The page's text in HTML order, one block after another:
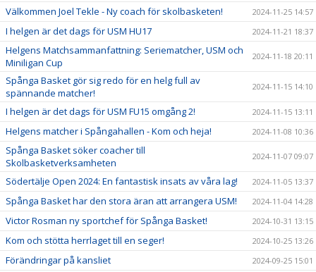
Välkommen Joel Tekle - Ny coach för skolbasketen! 2024-11-25 14:57
I helgen är det dags för USM HU17 2024-11-21 18:37
Helgens Matchsammanfattning: Seriematcher, USM och
Miniligan Cup
2024-11-18 20:11
Spånga Basket gör sig redo för en helg full av
spännande matcher!
2024-11-15 14:10
I helgen är det dags för USM FU15 omgång 2! 2024-11-15 13:11
Helgens matcher i Spångahallen - Kom och heja! 2024-11-08 10:36
Spånga Basket söker coacher till
Skolbasketverksamheten
2024-11-07 09:07
Södertälje Open 2024: En fantastisk insats av våra lag! 2024-11-05 13:37
Spånga Basket har den stora äran att arrangera USM! 2024-11-04 14:28
Victor Rosman ny sportchef för Spånga Basket! 2024-10-31 13:15
Kom och stötta herrlaget till en seger! 2024-10-25 13:26
Förändringar på kansliet 2024-09-25 15:01